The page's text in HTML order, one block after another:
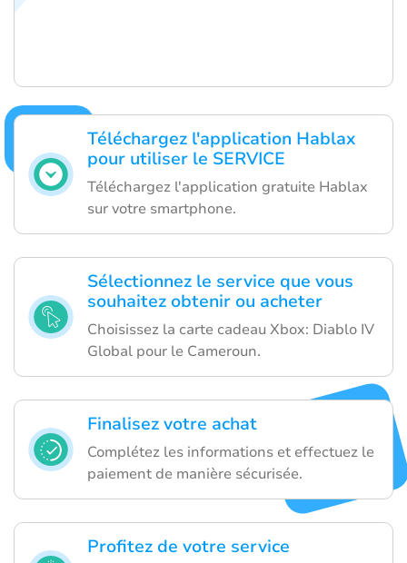
Téléchargez l'application Hablax
pour utiliser le SERVICE
Téléchargez l'application gratuite Hablax
sur votre smartphone.
Sélectionnez le service que vous
souhaitez obtenir ou acheter
Choisissez la carte cadeau Xbox: Diablo IV
Global pour le Cameroun.
Finalisez votre achat
Complétez les informations et effectuez le
paiement de manière sécurisée.
Profitez de votre service